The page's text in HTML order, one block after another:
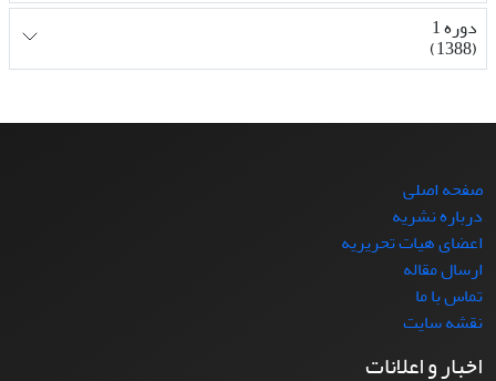
دوره 1
(1388)
صفحه اصلی
درباره نشریه
اعضای هیات تحریریه
ارسال مقاله
تماس با ما
نقشه سایت
اخبار و اعلانات